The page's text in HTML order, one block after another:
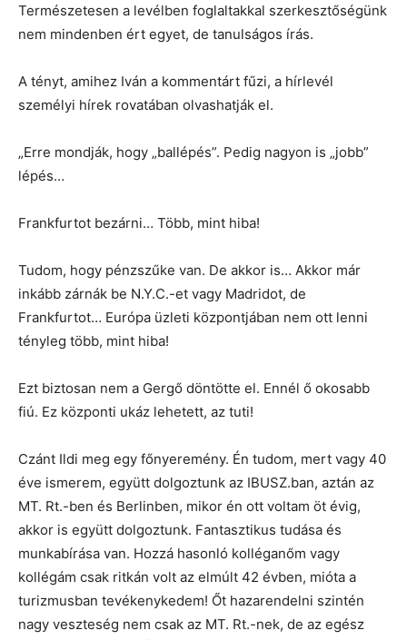
Természetesen a levélben foglaltakkal szerkesztőségünk
nem mindenben ért egyet, de tanulságos írás.
A tényt, amihez Iván a kommentárt fűzi, a hírlevél
személyi hírek rovatában olvashatják el.
„Erre mondják, hogy „ballépés”. Pedig nagyon is „jobb”
lépés…
Frankfurtot bezárni… Több, mint hiba!
Tudom, hogy pénzszűke van. De akkor is… Akkor már
inkább zárnák be N.Y.C.-et vagy Madridot, de
Frankfurtot… Európa üzleti központjában nem ott lenni
tényleg több, mint hiba!
Ezt biztosan nem a Gergő döntötte el. Ennél ő okosabb
fiú. Ez központi ukáz lehetett, az tuti!
Czánt Ildi meg egy főnyeremény. Én tudom, mert vagy 40
éve ismerem, együtt dolgoztunk az IBUSZ.ban, aztán az
MT. Rt.-ben és Berlinben, mikor én ott voltam öt évig,
akkor is együtt dolgoztunk. Fantasztikus tudása és
munkabírása van. Hozzá hasonló kolléganőm vagy
kollégám csak ritkán volt az elmúlt 42 évben, mióta a
turizmusban tevékenykedem! Őt hazarendelni szintén
nagy veszteség nem csak az MT. Rt.-nek, de az egész